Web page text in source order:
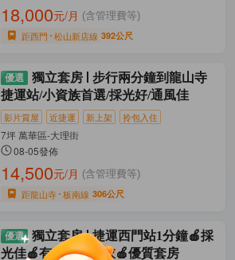
18,000元/月 (含管理費等)
距西門 松山新店線 392公尺
獨立套房
步行兩分鐘到龍山寺
捷運站/小資族首選/採光好/通風佳
影片賞屋 近捷運 新上架 拎包入住
7坪 萬華區-大理街
08-05發佈
14,500元/月 (含管理費等)
距龍山寺 板南線 306公尺
獨立套房
捷運西門站1分鐘🍎採
光佳🍎有窗台可曬衣🍎優質套房